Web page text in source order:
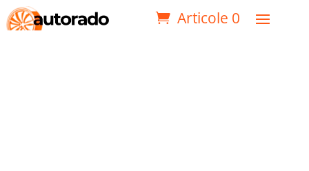
Articole 0